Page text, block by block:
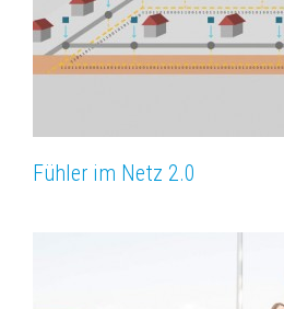
Fühler im Netz 2.0